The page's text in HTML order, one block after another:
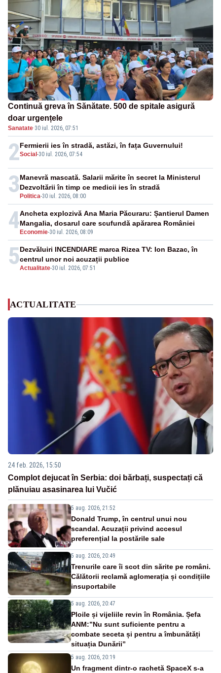
Continuă greva în Sănătate. 500 de spitale asigură
doar urgențele
Sanatate·30 iul. 2026, 07:51
2Social -30 iul. 2026, 07:54
Fermierii ies în stradă, astăzi, în fața Guvernului!
3 Politica-30 iul. 2026, 08:00
Manevră mascată. Salarii mărite în secret la Ministerul
Dezvoltării în timp ce medicii ies în stradă
4 Economie-30 iul. 2026, 08:09
Ancheta explozivă Ana Maria Păcuraru: Șantierul Damen
Mangalia, dosarul care scufundă apărarea României
5Actualitate-30 iul. 2026, 07:51
Dezvăluiri INCENDIARE marca Rizea TV: Ion Bazac, în
centrul unor noi acuzații publice
ACTUALITATE
24 feb. 2026, 15:50
Complot dejucat în Serbia: doi bărbați, suspectați că
plănuiau asasinarea lui Vučić
5 aug. 2026, 21:52
Donald Trump, în centrul unui nou
scandal. Acuzații privind accesul
preferențial la postările sale
5 aug. 2026, 20:49
Trenurile care îi scot din sărite pe români.
Călătorii reclamă aglomerația și condițiile
insuportabile
5 aug. 2026, 20:47
Ploile și vijeliile revin în România. Șefa
ANM:”Nu sunt suficiente pentru a
combate seceta și pentru a îmbunătăți
situația Dunării”
5 aug. 2026, 20:19
Un fragment dintr-o rachetă SpaceX s-a